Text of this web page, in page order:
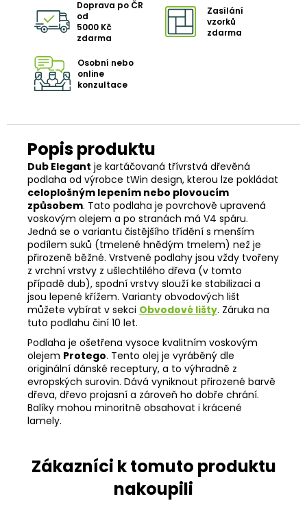
Doprava po ČR
od
5000 Kč
zdarma
Zasílání
vzorků
zdarma
Osobní nebo
online
konzultace
Dub Elegant je kartáčovaná třívrstvá dřevěná
podlaha od výrobce tWin design, kterou lze pokládat
celoplošným lepením nebo plovoucím
způsobem. Tato podlaha je povrchově upravená
voskovým olejem a po stranách má V4 spáru.
Jedná se o variantu čistějšího třídění s menším
podílem suků (tmelené hnědým tmelem) než je
přirozeně běžné. Vrstvené podlahy jsou vždy tvořeny
z vrchní vrstvy z ušlechtilého dřeva (v tomto
případě dub), spodní vrstvy slouží ke stabilizaci a
jsou lepené křížem. Varianty obvodových lišt
můžete vybírat v sekci Obvodové lišty. Záruka na
tuto podlahu činí 10 let.
Podlaha je ošetřena vysoce kvalitním voskovým
olejem Protego. Tento olej je vyráběný dle
originální dánské receptury, a to výhradně z
evropských surovin. Dává vyniknout přirozené barvě
dřeva, dřevo projasní a zároveň ho dobře chrání.
Balíky mohou minoritně obsahovat i krácené
lamely.